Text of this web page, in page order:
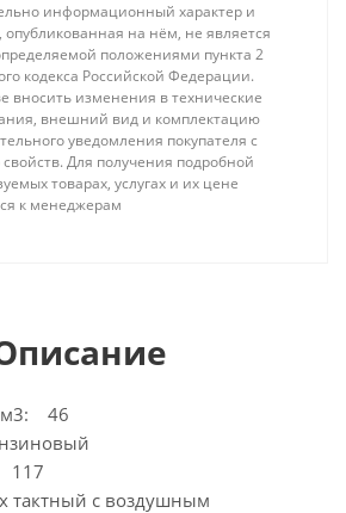
информационный характер и
на нём, не является
положениями пункта 2
кодекса Российской Федерации.
вносить изменения в технические
внешний вид и комплектацию
уведомления покупателя с
Для получения подробной
товарах, услугах и их цене
к менеджерам
46
117
тактный с воздушным